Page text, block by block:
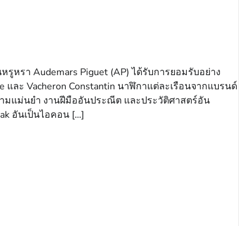
หรา Audemars Piguet (AP) ได้รับการยอมรับอย่าง
ละ Vacheron Constantin นาฬิกาแต่ละเรือนจากแบรนด์
ามแม่นยำ งานฝีมืออันประณีต และประวัติศาสตร์อัน
อันเป็นไอคอน […]